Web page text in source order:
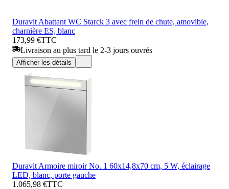
Duravit Abattant WC Starck 3 avec frein de chute, amovible,
charnière ES, blanc
173,99 €TTC
Livraison au plus tard le 2-3 jours ouvrés
Afficher les détails
Duravit Armoire miroir No. 1 60x14,8x70 cm, 5 W, éclairage
LED, blanc, porte gauche
1.065,98 €TTC